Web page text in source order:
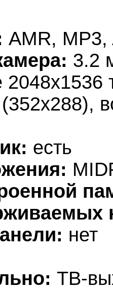
AMR, MP3,
3.2
есть
нет
ТВ-